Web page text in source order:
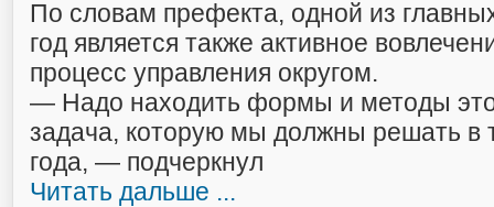
По словам префекта, одной из
год является также активное
процесс управления округом.
— Надо находить формы и методы
задача, которую мы должны решать в
года, — подчеркнул
Читать дальше ...